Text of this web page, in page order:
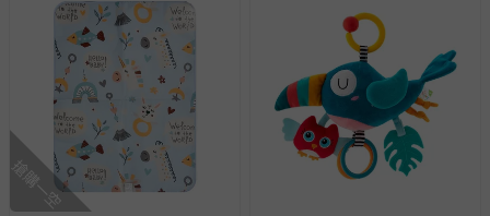
報紙、期刊或雜誌（惟書籍如經拆封、使用，則酌收整
新費用）。
經消費者拆封之影音商品或電腦軟體（例如 DVD、CD
等）。
非以有形媒介提供之數位內容或一經提供即為完成之線
上服務，經消費者事先同意始提供（例如線上課程、遊
戲或活動點數等）。
已拆封之以下類型商品：
搶購一空